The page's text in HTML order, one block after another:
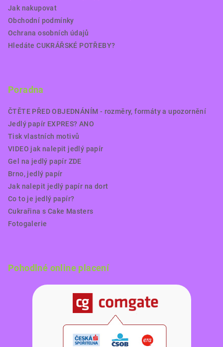
Jak nakupovat
Obchodní podmínky
Ochrana osobních údajů
Hledáte CUKRÁŘSKÉ POTŘEBY?
Poradna
ČTĚTE PŘED OBJEDNÁNÍM - rozměry, formáty a upozornění
Jedlý papír EXPRES? ANO
Tisk vlastních motivů
VIDEO jak nalepit jedlý papír
Gel na jedlý papír ZDE
Brno, jedlý papír
Jak nalepit jedlý papír na dort
Co to je jedlý papír?
Cukrařina s Cake Masters
Fotogalerie
Pohodlné online placení